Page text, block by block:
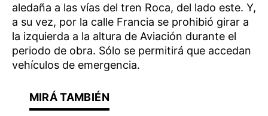
aledaña a las vías del tren Roca, del lado este. Y,
a su vez, por la calle Francia se prohibió girar a
la izquierda a la altura de Aviación durante el
periodo de obra. Sólo se permitirá que accedan
vehículos de emergencia.